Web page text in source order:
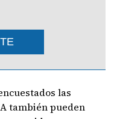
las
también pueden